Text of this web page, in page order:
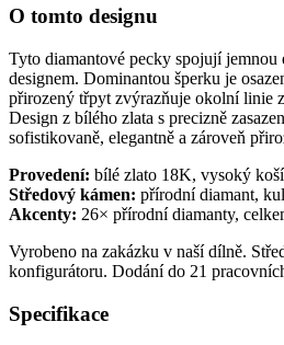
O tomto designu
Tyto diamantové pecky spojují jemnou
designem. Dominantou šperku je
přirozený třpyt zvýrazňuje okolní linie
Design z bílého zlata s precizně
sofistikovaně, elegantně a zároveň
Provedení: bílé zlato 18K, vysoký
Středový kámen: přírodní diamant,
Akcenty: 26× přírodní diamanty,
Vyrobeno na zakázku v naší dílně.
konfigurátoru. Dodání do 21
Specifikace